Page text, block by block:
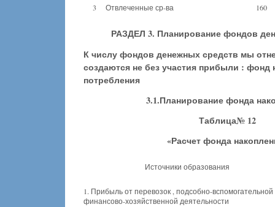
3 Отвлеченные ср-ва 160
РАЗДЕЛ 3. Планирование фондов
К числу фондов денежных средств мы
создаются не без участия прибыли : фонд
потребления
3.1.Планирование фонда
Таблица№ 12
«Расчет фонда
Источники образования
1. Прибыль от перевозок , подсобно-вспомогательной
финансово-хозяйственной деятельности